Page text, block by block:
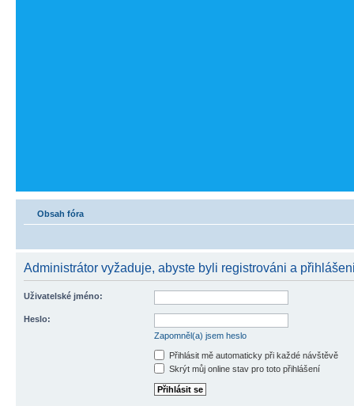
Obsah fóra
Administrátor vyžaduje, abyste byli registrováni a
Uživatelské jméno:
Heslo:
Zapomněl(a) jsem heslo
Přihlásit mě automaticky při každé návštěvě
Skrýt můj online stav pro toto přihlášení